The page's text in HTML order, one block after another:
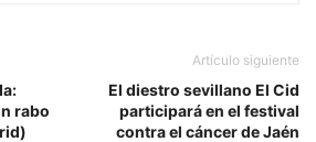
rabo
Artículo siguiente
El diestro sevillano El Cid
participará en el festival
contra el cáncer de Jaén